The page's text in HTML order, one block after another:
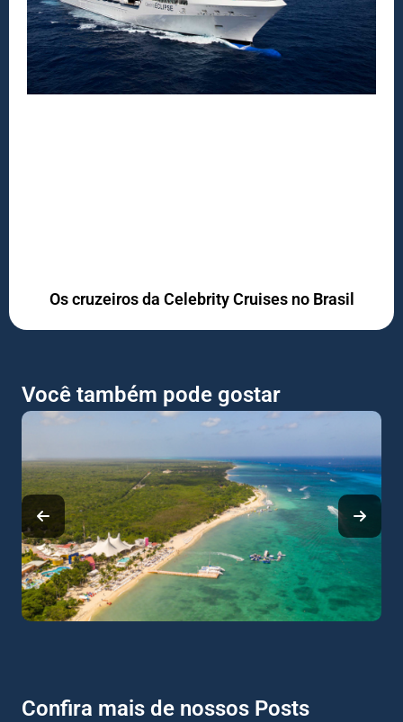
Os cruzeiros da Celebrity Cruises no Brasil
LEIA MAIS »
Você também pode gostar
Confira mais de nossos Posts